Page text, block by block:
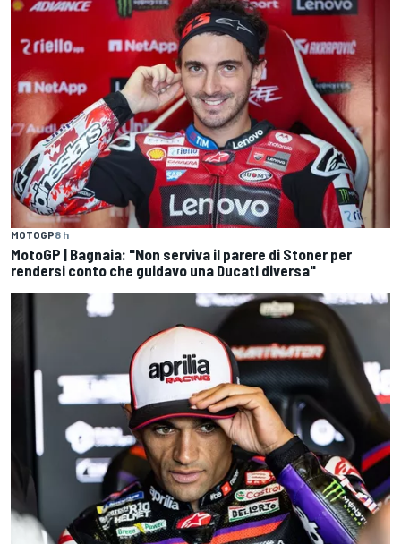
MOTOGP8 h
MotoGP | Bagnaia: "Non serviva il parere di Stoner per
rendersi conto che guidavo una Ducati diversa"